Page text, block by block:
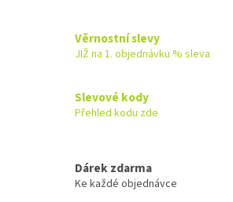
Věrnostní slevy
JIŽ na 1. objednávku % sleva
Slevové kody
Přehled kodu zde
Dárek zdarma
Ke každé objednávce